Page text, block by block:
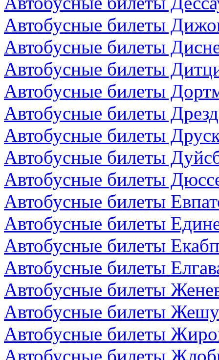
Автобусные билеты
Автобусные билеты
Автобусные билеты
Автобусные билеты
Автобусные билеты
Автобусные билеты
Автобусные билеты
Автобусные билеты
Автобусные билеты
Автобусные билеты
Автобусные билеты
Автобусные билеты
Автобусные билеты
Автобусные билеты
Автобусные билеты
Автобусные билеты